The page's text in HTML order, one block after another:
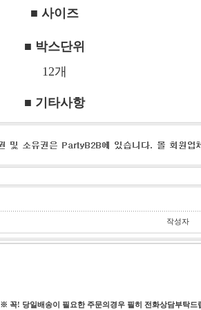
■ 사이즈
■ 박스단위
12개
■ 기타사항
작성자
※ 꼭! 당일배송이 필요한 주문의경우 필히 전화상담부탁